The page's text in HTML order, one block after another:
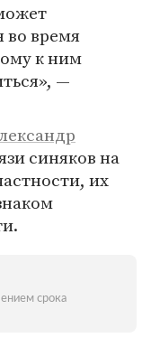
во время
к ним
—
синяков на
их
срока